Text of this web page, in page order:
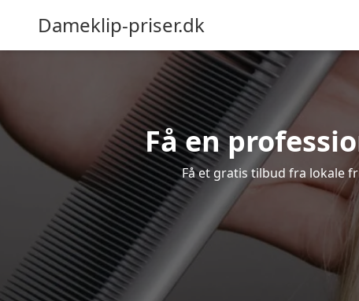
Dameklip-priser.dk
Få en
Få et gratis tilbud fra lokale